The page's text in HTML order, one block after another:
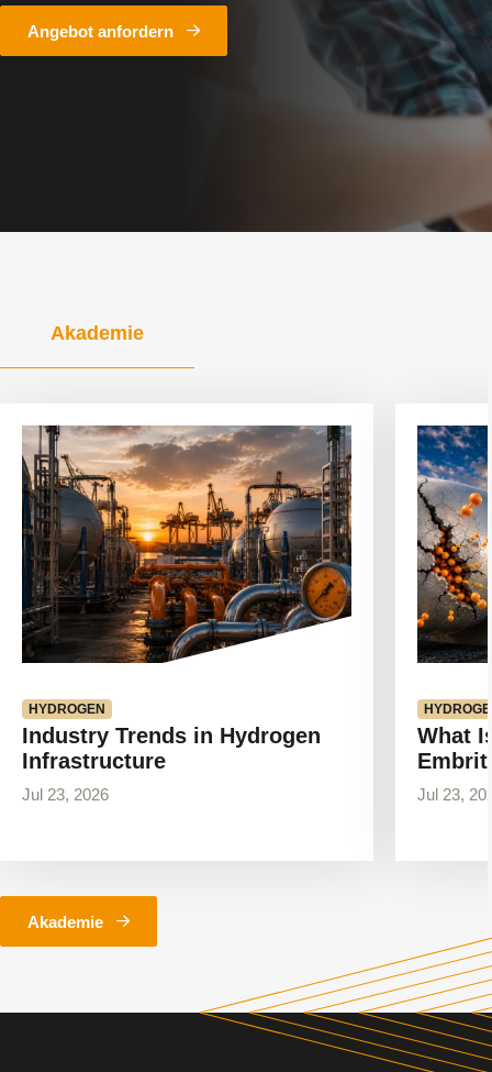
Angebot anfordern
Akademie
Artikel
anzeigen
HYDROGEN
Industry Trends in Hydrogen
Infrastructure
Jul 23, 2026
Artikel
anzeigen
What
Jul 23,
Akademie